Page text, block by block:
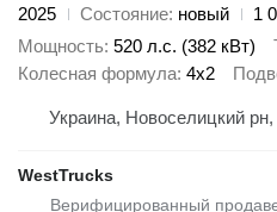
2025
Состояние новый 1
Мощность 520 л.с. (382 кВт)
Колесная формула 4x2
Украина, Новоселицкий
WestTrucks